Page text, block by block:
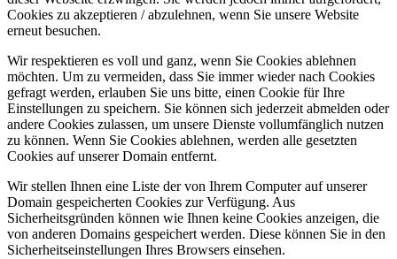
Cookies zu akzeptieren / abzulehnen, wenn Sie unsere Website
erneut besuchen.
Wir respektieren es voll und ganz, wenn Sie Cookies ablehnen
möchten. Um zu vermeiden, dass Sie immer wieder nach Cookies
gefragt werden, erlauben Sie uns bitte, einen Cookie für Ihre
Einstellungen zu speichern. Sie können sich jederzeit abmelden oder
andere Cookies zulassen, um unsere Dienste vollumfänglich nutzen
zu können. Wenn Sie Cookies ablehnen, werden alle gesetzten
Cookies auf unserer Domain entfernt.
Wir stellen Ihnen eine Liste der von Ihrem Computer auf unserer
Domain gespeicherten Cookies zur Verfügung. Aus
Sicherheitsgründen können wie Ihnen keine Cookies anzeigen, die
von anderen Domains gespeichert werden. Diese können Sie in den
Sicherheitseinstellungen Ihres Browsers einsehen.